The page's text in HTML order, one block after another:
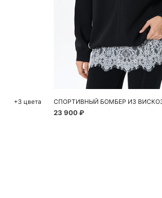
+3 цвета
Добавить в
S
СПОРТИВНЫЙ БОМБЕР ИЗ
23 900 ₽